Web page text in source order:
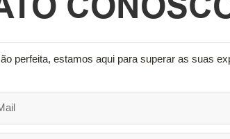
perfeita, estamos aqui para superar as suas